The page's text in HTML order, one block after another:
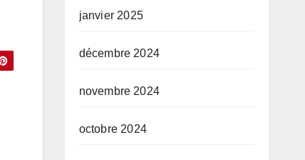
janvier 2025
décembre 2024
novembre 2024
octobre 2024